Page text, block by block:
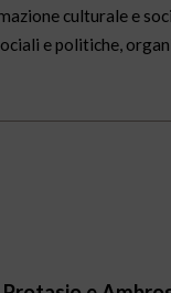
culturale e
e politiche,